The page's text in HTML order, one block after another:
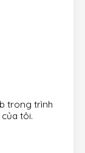
trong trình
tôi.